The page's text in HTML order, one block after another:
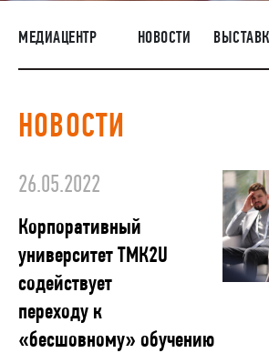
ПОСТАВЩИКАМ
R&D
КОРПОРАТИВНЫЙ УНИВЕРСИТЕТ
КОМПЛАЕНС
МЕДИАЦЕНТР НОВОСТИ
НОВОСТИ
26.05.2022
Корпоративный
университет ТМК2U
содействует
переходу к
«бесшовному» обучению